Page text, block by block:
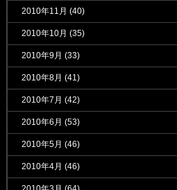
2010年11月 (40)
2010年10月 (35)
2010年9月 (33)
2010年8月 (41)
2010年7月 (42)
2010年6月 (53)
2010年5月 (46)
2010年4月 (46)